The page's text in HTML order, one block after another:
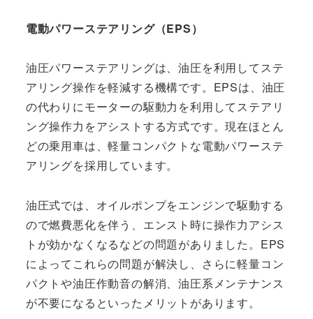
電動パワーステアリング（EPS）
油圧パワーステアリングは、油圧を利用してステ
アリング操作を軽減する機構です。EPSは、油圧
の代わりにモーターの駆動力を利用してステアリ
ング操作力をアシストする方式です。現在ほとん
どの乗用車は、軽量コンパクトな電動パワーステ
アリングを採用しています。
油圧式では、オイルポンプをエンジンで駆動する
ので燃費悪化を伴う、エンスト時に操作力アシス
トが効かなくなるなどの問題がありました。EPS
によってこれらの問題が解決し、さらに軽量コン
パクトや油圧作動音の解消、油圧系メンテナンス
が不要になるといったメリットがあります。